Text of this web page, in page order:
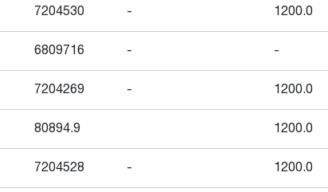
7204530 - 1200.0
6809716 - -
7204269 - 1200.0
80894.9 1200.0
7204528 - 1200.0